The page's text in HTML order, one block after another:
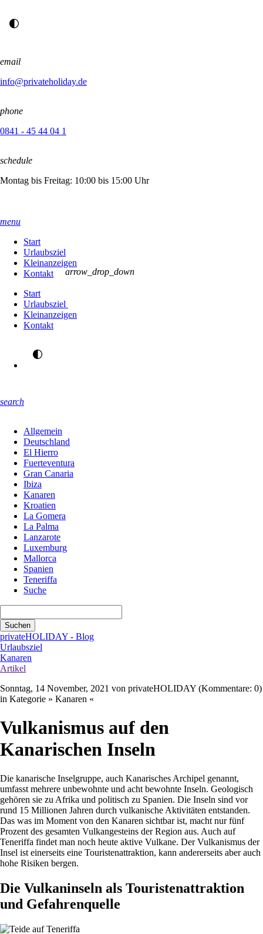
email
info@privateholiday.de
phone
0841 - 45 44 04 1
schedule
Montag bis Freitag: 10:00 bis 15:00 Uhr
menu
Start
Urlaubsziel
Kleinanzeigen
Kontakt
Start
Urlaubsziel
arrow_drop_down
Kleinanzeigen
Kontakt
search
Allgemein
Deutschland
El Hierro
Fuerteventura
Gran Canaria
Ibiza
Kanaren
Kroatien
La Gomera
La Palma
Lanzarote
Luxemburg
Mallorca
Spanien
Teneriffa
Suche
Suchen
privateHOLIDAY - Blog
Urlaubsziel
Kanaren
Artikel
Sonntag, 14 November, 2021 von privateHOLIDAY (Kommentare: 0)
in Kategorie » Kanaren «
Vulkanismus auf den
Kanarischen Inseln
Die kanarische Inselgruppe, auch Kanarisches Archipel genannt,
umfasst mehrere unbewohnte und acht bewohnte Inseln. Geologisch
gehören sie zu Afrika und politisch zu Spanien. Die Inseln sind vor
rund 15 Millionen Jahren durch vulkanische Aktivitäten entstanden.
Das was im Moment von den Kanaren sichtbar ist, macht nur fünf
Prozent des gesamten Vulkangesteins der Region aus. Auch auf
Teneriffa findet man noch heute aktive Vulkane. Der Vulkanismus der
Insel ist einerseits eine Touristenattraktion, kann andererseits aber auch
hohe Risiken bergen.
Die Vulkaninseln als Touristenattraktion
und Gefahrenquelle